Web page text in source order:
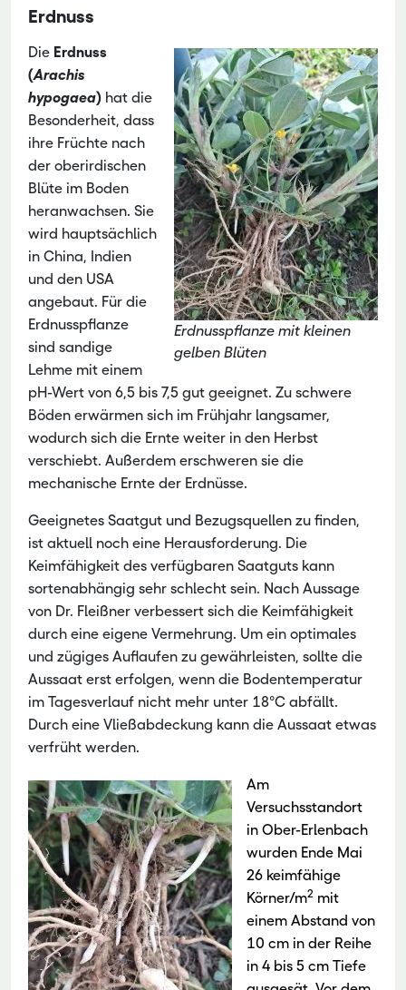
Erdnuss
Erdnusspflanze mit kleinen
gelben Blüten
Die Erdnuss
(Arachis
hypogaea) hat die
Besonderheit, dass
ihre Früchte nach
der oberirdischen
Blüte im Boden
heranwachsen. Sie
wird hauptsächlich
in China, Indien
und den USA
angebaut. Für die
Erdnusspflanze
sind sandige
Lehme mit einem
pH-Wert von 6,5 bis 7,5 gut geeignet. Zu schwere
Böden erwärmen sich im Frühjahr langsamer,
wodurch sich die Ernte weiter in den Herbst
verschiebt. Außerdem erschweren sie die
mechanische Ernte der Erdnüsse.
Geeignetes Saatgut und Bezugsquellen zu finden,
ist aktuell noch eine Herausforderung. Die
Keimfähigkeit des verfügbaren Saatguts kann
sortenabhängig sehr schlecht sein. Nach Aussage
von Dr. Fleißner verbessert sich die Keimfähigkeit
durch eine eigene Vermehrung. Um ein optimales
und zügiges Auflaufen zu gewährleisten, sollte die
Aussaat erst erfolgen, wenn die Bodentemperatur
im Tagesverlauf nicht mehr unter 18°C abfällt.
Durch eine Vließabdeckung kann die Aussaat etwas
verfrüht werden.
Am
Versuchsstandort
in Ober-Erlenbach
wurden Ende Mai
26 keimfähige
Körner/m2 mit
einem Abstand von
10 cm in der Reihe
in 4 bis 5 cm Tiefe